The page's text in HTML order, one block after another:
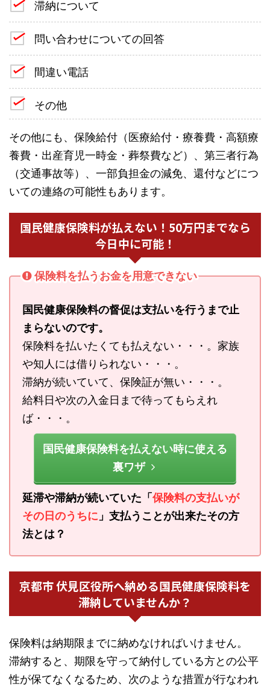
滞納について
問い合わせについての回答
間違い電話
その他
その他にも、保険給付（医療給付・療養費・高額療
養費・出産育児一時金・葬祭費など）、第三者行為
（交通事故等）、一部負担金の減免、還付などにつ
いての連絡の可能性もあります。
国民健康保険料が払えない！50万円までなら
今日中に可能！
保険料を払うお金を用意できない
国民健康保険料の督促は支払いを行うまで止
まらないのです。
保険料を払いたくても払えない・・・。家族
や知人には借りられない・・・。
滞納が続いていて、保険証が無い・・・。
給料日や次の入金日まで待ってもらえれ
ば・・・。
国民健康保険料を払えない時に使える
裏ワザ
延滞や滞納が続いていた「保険料の支払いが
その日のうちに 」支払うことが出来たその方
法とは？
京都市 伏見区役所へ納める国民健康保険料を
滞納していませんか？
保険料は納期限までに納めなければいけません。
滞納すると、期限を守って納付している方との公平
性が保てなくなるため、次のような措置が行なわれ